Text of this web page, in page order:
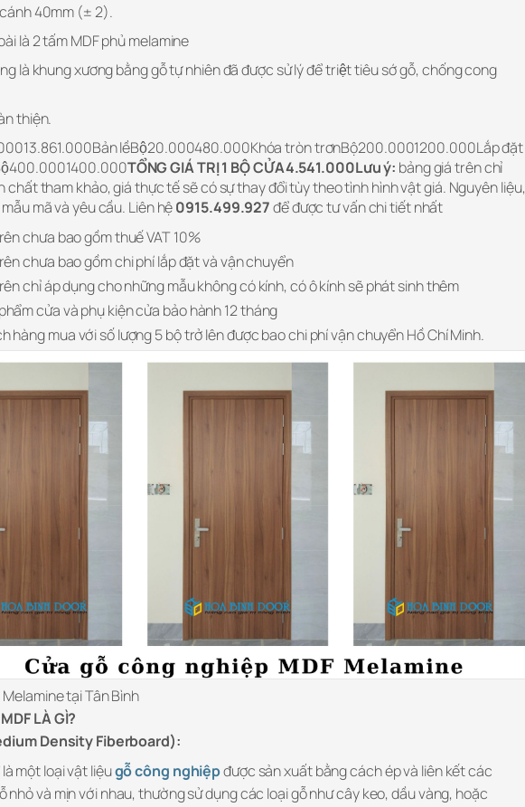
40mm (± 2).
là 2 tấm MDF phủ melamine
là khung xương bằng gỗ tự nhiên đã được sử lý để triệt tiêu sớ gỗ, chống cong
thiện.
lềBộ20.000480.000Khóa tròn trơnBộ200.0001200.000Lắp đặt
TỔNG GIÁ TRỊ 1 BỘ CỬA4.541.000Lưu ý: bảng giá trên chỉ
chất tham khảo, giá thực tế sẽ có sự thay đổi tùy theo tình hình vật giá. Nguyên liệu,
mã và yêu cầu. Liên hệ0915.499.927để được tư vấn chi tiết nhất
chưa bao gồm thuế VAT 10%
chưa bao gồm chi phí lắp đặt và vận chuyển
chỉ áp dụng cho những mẫu không có kính, có ô kính sẽ phát sinh thêm
cửa và phụ kiện cửa bảo hành 12 tháng
hàng mua với số lượng 5 bộ trở lên được bao chi phí vận chuyển Hồ Chí Minh.
Melamine tại Tân Bình
LÀ GÌ?
Density Fiberboard):
là một loại vật liệugỗ công nghiệpđược sản xuất bằng cách ép và liên kết các
nhỏ và mịn với nhau, thường sử dụng các loại gỗ như cây keo, dầu vàng, hoặc